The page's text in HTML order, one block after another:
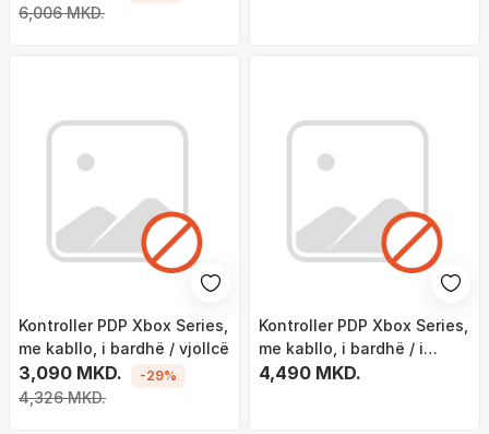
6,006 MKD.
Kontroller PDP Xbox Series,
me kabllo, i bardhë / vjollcë
3,090 MKD.
4,326 MKD.
-29%
Kontroller PDP Xbox Series,
me kabllo, i bardhë / i
gjelbër
4,490 MKD.